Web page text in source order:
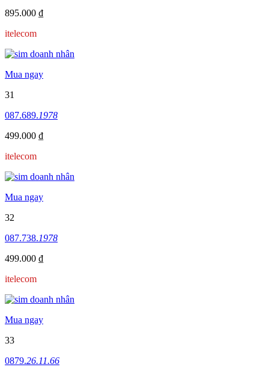
895.000 ₫
itelecom
Mua ngay
31
087.689.1978
499.000 ₫
itelecom
Mua ngay
32
087.738.1978
499.000 ₫
itelecom
Mua ngay
33
0879.26.11.66